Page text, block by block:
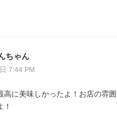
ちゃん
7:44 PM
高に美味しかったよ！お店の雰